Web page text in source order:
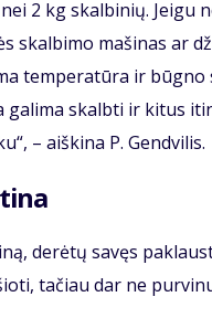
2 kg skalbinių.
skalbimo mašinas ar
temperatūra ir
skalbti ir kitus
– aiškina P. Gendvilis.
derėtų savęs
tačiau dar ne